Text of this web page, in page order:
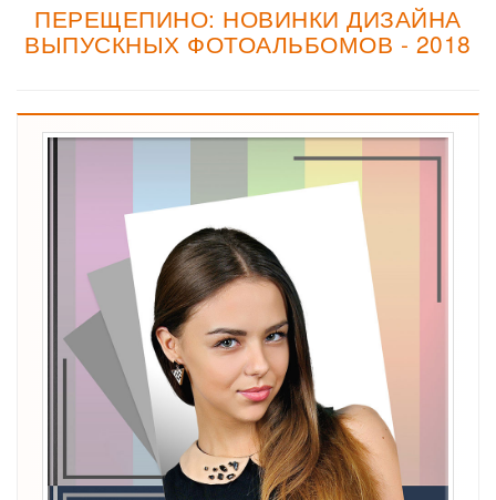
ПЕРЕЩЕПИНО: НОВИНКИ ДИЗАЙНА
ВЫПУСКНЫХ ФОТОАЛЬБОМОВ - 2018